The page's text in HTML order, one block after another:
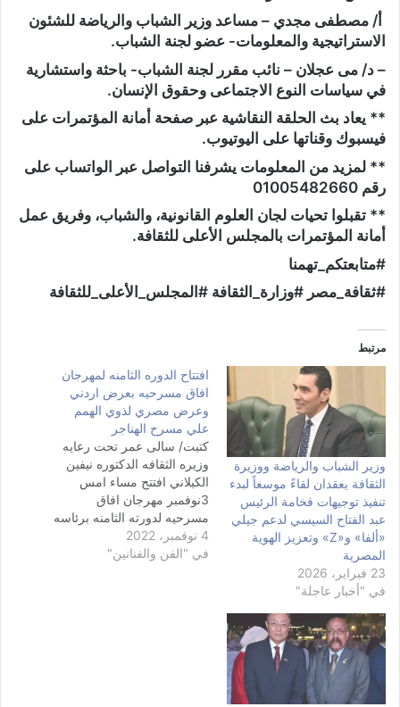
أ/ مصطفى مجدي – مساعد وزير الشباب والرياضة للشئون
الاستراتيجية والمعلومات- عضو لجنة الشباب.
– د/ مى عجلان – نائب مقرر لجنة الشباب- باحثة واستشارية
في سياسات النوع الاجتماعى وحقوق الإنسان.
** يعاد بث الحلقة النقاشية عبر صفحة أمانة المؤتمرات على
فيسبوك وقناتها على اليوتيوب.
** لمزيد من المعلومات يشرفنا التواصل عبر الواتساب على
رقم 01005482660
** تقبلوا تحيات لجان العلوم القانونية، والشباب، وفريق عمل
أمانة المؤتمرات بالمجلس الأعلى للثقافة.
#متابعتكم_تهمنا
#ثقافة_مصر #وزارة_الثقافة #المجلس_الأعلى_للثقافة
مرتبط
وزير الشباب والرياضة ووزيرة
الثقافة يعقدان لقاءً موسعاً لبدء
تنفيذ توجيهات فخامة الرئيس
عبد الفتاح السيسي لدعم جيلي
«ألفا» و«Z» وتعزيز الهوية
المصرية
23 فبراير، 2026
في "أخبار عاجلة"
افتتاح الدوره الثامنه لمهرجان
افاق مسرحيه بعرض اردني
وعرض مصري لذوي الهمم
علي مسرح الهناجر
كتبت/ سالى عمر تحت رعايه
وزيره الثقافه الدكتوره نيفين
الكيلاني افتتح مساء امس
3نوفمبر مهرجان افاق
مسرحيه لدورته الثامنه برئاسه
المخرج الاستاذ هشام
السنباطي بمركز الهناجر للفنون
4 نوفمبر، 2022
في "الفن والفنانين"